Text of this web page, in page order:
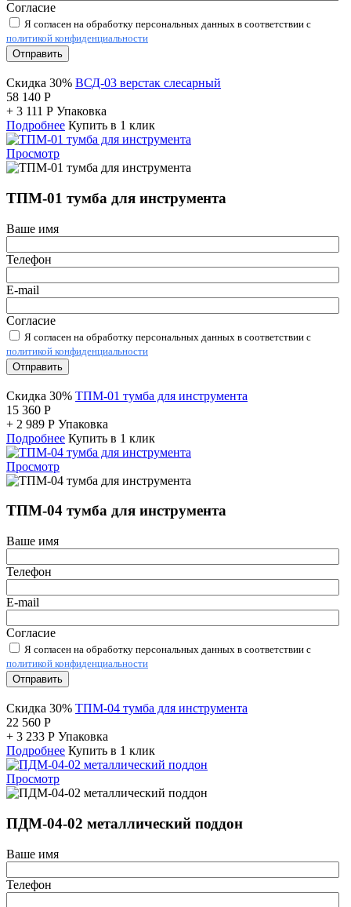
Согласие
Я согласен на обработку персональных данных в соответствии с
политикой конфиденциальности
Отправить
Скидка 30% ВСД-03 верстак слесарный
58 140 Р
+ 3 111 Р Упаковка
Подробнее Купить в 1 клик
Просмотр
ТПМ-01 тумба для инструмента
Ваше имя
Телефон
E-mail
Согласие
Я согласен на обработку персональных данных в соответствии с
политикой конфиденциальности
Отправить
Скидка 30% ТПМ-01 тумба для инструмента
15 360 Р
+ 2 989 Р Упаковка
Подробнее Купить в 1 клик
Просмотр
ТПМ-04 тумба для инструмента
Ваше имя
Телефон
E-mail
Согласие
Я согласен на обработку персональных данных в соответствии с
политикой конфиденциальности
Отправить
Скидка 30% ТПМ-04 тумба для инструмента
22 560 Р
+ 3 233 Р Упаковка
Подробнее Купить в 1 клик
Просмотр
ПДМ-04-02 металлический поддон
Ваше имя
Телефон